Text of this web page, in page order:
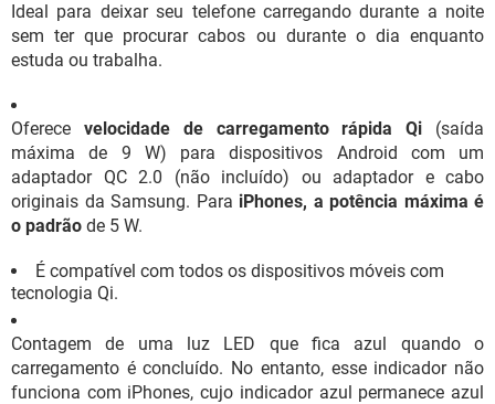
Ideal para deixar seu telefone carregando durante a noite
sem ter que procurar cabos ou durante o dia enquanto
estuda ou trabalha.
Oferece velocidade de carregamento rápida Qi (saída
máxima de 9 W) para dispositivos Android com um
adaptador QC 2.0 (não incluído) ou adaptador e cabo
originais da Samsung. Para iPhones, a potência máxima é
o padrão de 5 W.
É compatível com todos os dispositivos móveis com
tecnologia Qi.
Contagem de uma luz LED que fica azul quando o
carregamento é concluído. No entanto, esse indicador não
funciona com iPhones, cujo indicador azul permanece azul